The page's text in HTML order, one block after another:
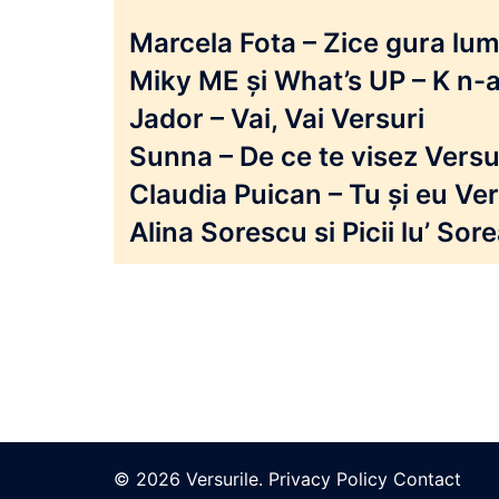
Marcela Fota – Zice gura
Miky ME și What’s UP – K
Jador – Vai, Vai Versuri
Sunna – De ce te visez
Claudia Puican – Tu și eu
Alina Sorescu si Picii lu’
© 2026 Versurile. Privacy Policy Contact